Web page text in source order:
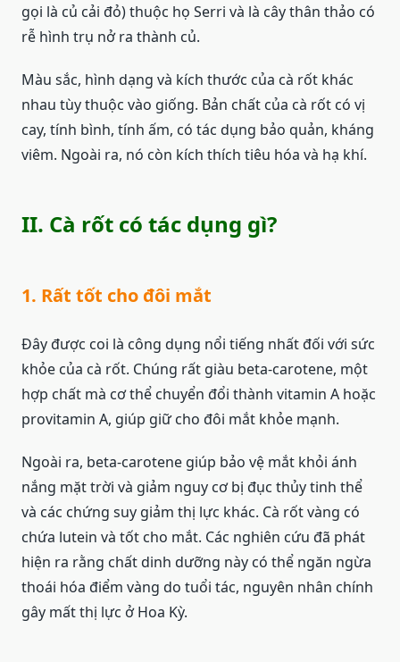
gọi là củ cải đỏ) thuộc họ Serri và là cây thân thảo có
rễ hình trụ nở ra thành củ.
Màu sắc, hình dạng và kích thước của cà rốt khác
nhau tùy thuộc vào giống. Bản chất của cà rốt có vị
cay, tính bình, tính ấm, có tác dụng bảo quản, kháng
viêm. Ngoài ra, nó còn kích thích tiêu hóa và hạ khí.
II. Cà rốt có tác dụng gì?
1. Rất tốt cho đôi mắt
Đây được coi là công dụng nổi tiếng nhất đối với sức
khỏe của cà rốt. Chúng rất giàu beta-carotene, một
hợp chất mà cơ thể chuyển đổi thành vitamin A hoặc
provitamin A, giúp giữ cho đôi mắt khỏe mạnh.
Ngoài ra, beta-carotene giúp bảo vệ mắt khỏi ánh
nắng mặt trời và giảm nguy cơ bị đục thủy tinh thể
và các chứng suy giảm thị lực khác. Cà rốt vàng có
chứa lutein và tốt cho mắt. Các nghiên cứu đã phát
hiện ra rằng chất dinh dưỡng này có thể ngăn ngừa
thoái hóa điểm vàng do tuổi tác, nguyên nhân chính
gây mất thị lực ở Hoa Kỳ.